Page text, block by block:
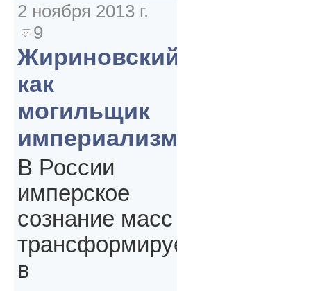
2 ноября 2013 г.
9
Жириновский
как
могильщик
империализма
В России
имперское
сознание масс
трансформируется
в